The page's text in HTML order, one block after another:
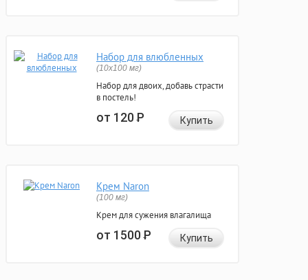
Набор для влюбленных
(10х100 мг)
Набор для двоих, добавь страсти
в постель!
от 120Р Купить
Крем Naron
(100 мг)
Крем для сужения влагалища
от 1500Р Купить